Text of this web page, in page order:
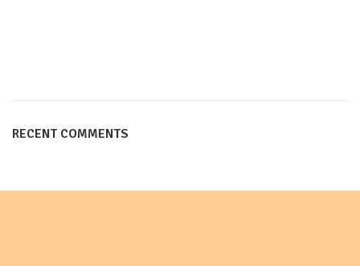
RECENT COMMENTS